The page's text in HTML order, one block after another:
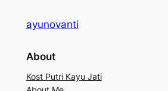
ayunovanti
About
Kost Putri Kayu Jati